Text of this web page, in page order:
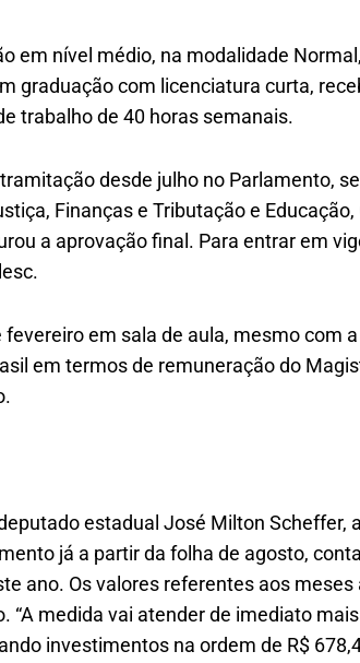
em nível médio, na modalidade
graduação com licenciatura curta,
trabalho de 40 horas semanais.
desde julho no Parlamento,
Finanças e Tributação e
a aprovação final. Para entrar em
em sala de aula, mesmo com
em termos de remuneração do
estadual José Milton Scheffer,
já a partir da folha de agosto,
ano. Os valores referentes aos
“A medida vai atender de imediato
investimentos na ordem de R$